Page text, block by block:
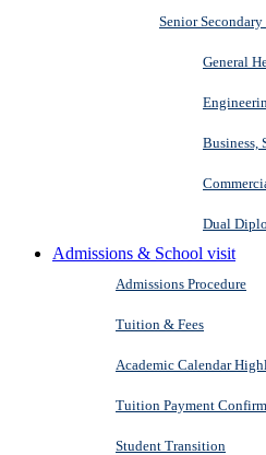
Senior
General
Business,
Dual
Admissions & School visit
Admissions Procedure
Tuition & Fees
Academic Calendar
Tuition Payment
Student Transition